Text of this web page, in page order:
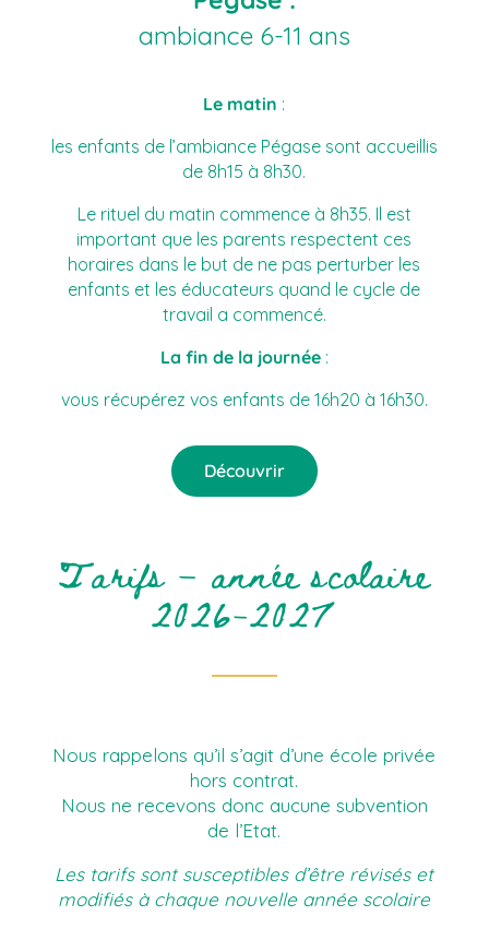
ambiance 6-11 ans
Le matin :
les enfants de l’ambiance Pégase sont accueillis
de 8h15 à 8h30.
Le rituel du matin commence à 8h35. Il est
important que les parents respectent ces
horaires dans le but de ne pas perturber les
enfants et les éducateurs quand le cycle de
travail a commencé.
La fin de la journée :
vous récupérez vos enfants de 16h20 à 16h30.
Découvrir
Tarifs – année scolaire
2026-2027
Nous rappelons ​​​​qu’il s’agit d’une école privée
hors contrat.
Nous ne recevons donc aucune subvention
de l’Etat.​​​​
Les tarifs sont susceptibles d’être révisés et
modifiés à chaque nouvelle année scolaire